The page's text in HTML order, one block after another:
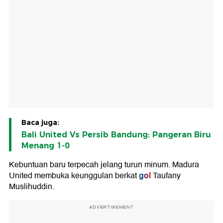
Baca juga:
Bali United Vs Persib Bandung: Pangeran Biru
Menang 1-0
Kebuntuan baru terpecah jelang turun minum. Madura
United membuka keunggulan berkatgolTaufany
Muslihuddin.
ADVERTISEMENT